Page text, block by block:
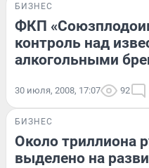
БИЗНЕС
ФКП
контроль над
алкогольными
30 июля, 2008, 17:07 92
БИЗНЕС
Около триллиона
выделено на